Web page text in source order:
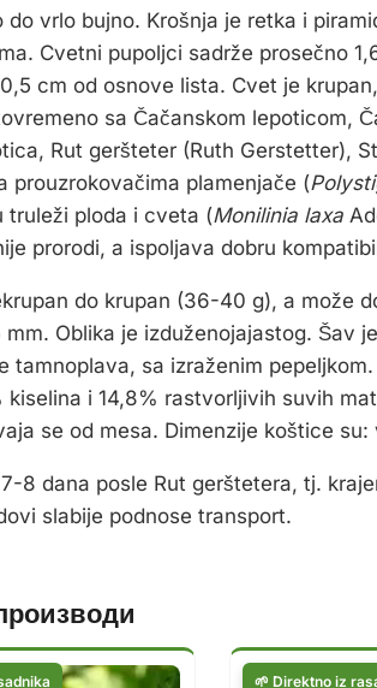
do vrlo bujno. Krošnja je retka i
Cvetni pupoljci sadrže prosečno
cm od osnove lista. Cvet je
sa Čačanskom lepoticom,
Rut geršteter (Ruth Gerstetter),
prouzrokovačima plamenjače (
truleži ploda i cveta (Monilinia laxa
prorodi, a ispoljava dobru
do krupan (36-40 g), a može
mm. Oblika je izduženojajastog. Šav
tamnoplava, sa izraženim
i 14,8% rastvorljivih suvih
se od mesa. Dimenzije koštice
8 dana posle Rut gerštetera, tj.
slabije podnose transport.